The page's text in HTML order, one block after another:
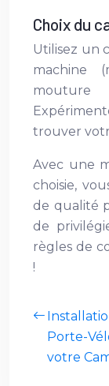
Choix du
Utilisez un
machine
mouture
trouver
Avec une
choisie,
de qualité
de
règles de
!
Porte-
votre